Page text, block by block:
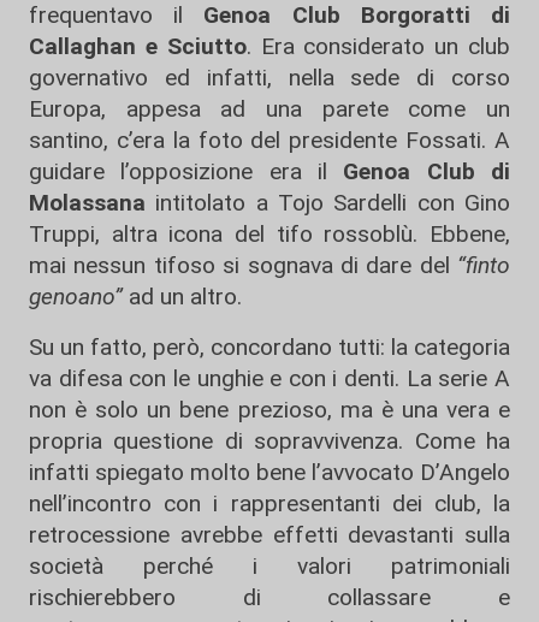
frequentavo il Genoa Club Borgoratti di
Callaghan e Sciutto. Era considerato un club
governativo ed infatti, nella sede di corso
Europa, appesa ad una parete come un
santino, c’era la foto del presidente Fossati. A
guidare l’opposizione era il Genoa Club di
Molassana intitolato a Tojo Sardelli con Gino
Truppi, altra icona del tifo rossoblù. Ebbene,
mai nessun tifoso si sognava di dare del “finto
genoano”ad un altro.
Su un fatto, però, concordano tutti: la categoria
va difesa con le unghie e con i denti. La serie A
non è solo un bene prezioso, ma è una vera e
propria questione di sopravvivenza. Come ha
infatti spiegato molto bene l’avvocato D’Angelo
nell’incontro con i rappresentanti dei club, la
retrocessione avrebbe effetti devastanti sulla
società perché i valori patrimoniali
rischierebbero di collassare e